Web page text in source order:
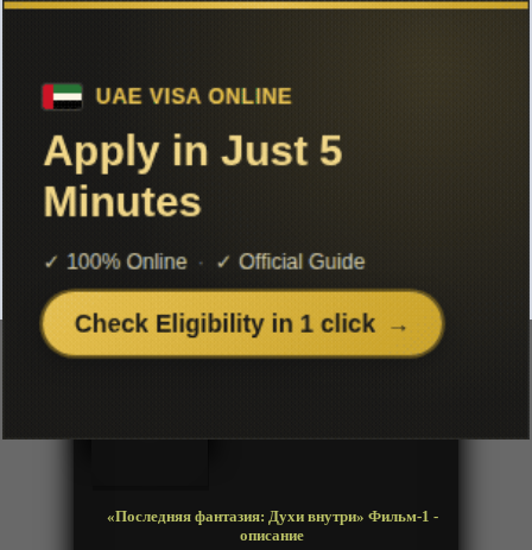
Чтобы не терять с нами связь,
подписывайся на наш
«Последняя фантазия: Духи внутри»
Добавленно: 16 января 2021 | Серии: [1 из 1]
Final Fantasy: The Spirits Within
Год:2001
«Последняя фантазия: Духи внутри» Фильм-1 -
описание